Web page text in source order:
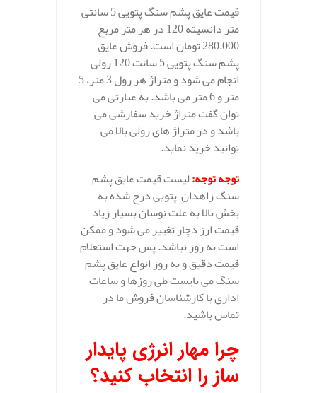
قیمت عایق پشم سنگ پتویی 5 سانتی
متر دانسیته 120 در هر متر مربع
280.000 تومان است. فروش عایق
پشم سنگ پتویی 5 سانت 120 رولی
انجام می شود و متراژ هر رول 3 متر، 5
متر و 6 متر می باشد. به عبارتی می
توان گفت متراژ خرید سفارشی می
باشد و در متراژ های رولی بالا می
توانید خرید نماید.
توجه توجه:لیست قیمت عایق پشم
سنگ زاهدان پتویی درج شده به
بخش بالا به علت نوسان بسیار زیاد
قیمت ارز دچار تغییر می شود و ممکن
است به روز نباشد. پس جهت استعلام
قیمت دقیق و به روز انواع عایق پشم
سنگ می بایست طی روزها و ساعات
اداری با کارشناسان فروش ما در
تماس باشید.
چرا مهار انرژی پایدار
ساز را انتخاب کنید؟